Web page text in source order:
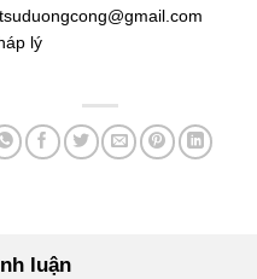
lý
luận